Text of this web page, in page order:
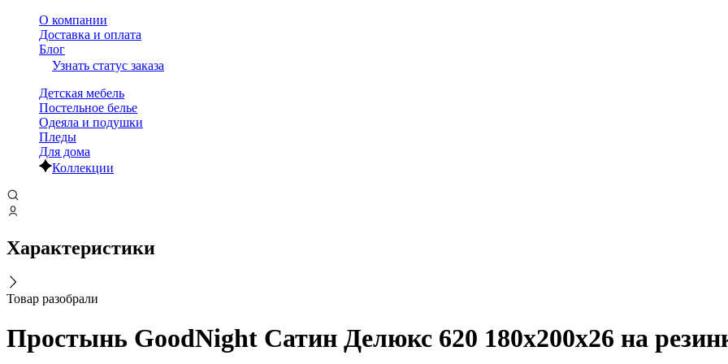
О компании
Доставка и оплата
Блог
Узнать статус заказа
Детская мебель
Постельное белье
Одеяла и подушки
Пледы
Для дома
Коллекции
Характеристики
Товар разобрали
Простынь GoodNight Сатин Делюкс 620 180х200х26 на